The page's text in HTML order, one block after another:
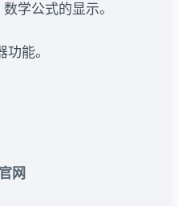
学公式的显示。
能。
网